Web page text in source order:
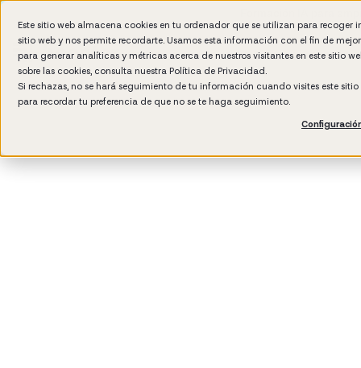
Este sitio web almacena cookies en tu ordenador que se utilizan para
sitio web y nos permite recordarte. Usamos esta información con el fin de
para generar analíticas y métricas acerca de nuestros visitantes en este sitio
sobre las cookies, consulta nuestra Política de Privacidad.
Si rechazas, no se hará seguimiento de tu información cuando visites este
para recordar tu preferencia de que no se te haga seguimiento.